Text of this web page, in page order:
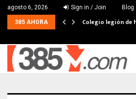
agosto 6, 2026 Sign in / Join Blog
385 AHORA Colegio legión de